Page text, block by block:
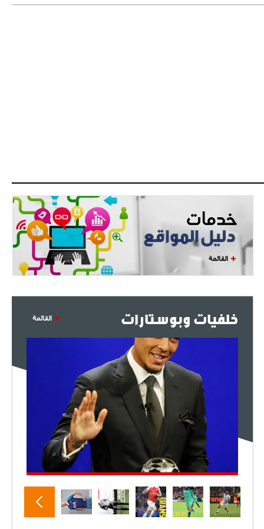
15:10
- 2021/08/04
اجتماع حاسم لإدارة ميلان مع نظيرتها
من الريال للفصل في صفقة إيسكو
14:50
- 2021/08/04
البياسجي عرض على مبابي راتبا خياليا
لوكاتيلي يؤكد نيته في الانتقال إلى
18:10
- 2021/07/25
أنشيلوتي يصر على جلب كيليني
وقدوم الإيطالي يقترب
القائمة
خلفيات وبوستارات القائمة